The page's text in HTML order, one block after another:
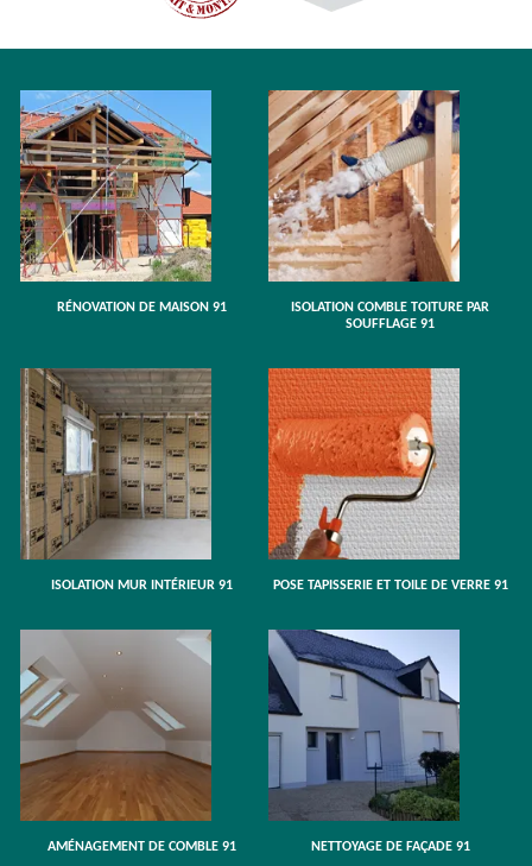
RÉNOVATION DE MAISON 91
ISOLATION COMBLE TOITURE PAR
SOUFFLAGE 91
ISOLATION MUR INTÉRIEUR 91 POSE TAPISSERIE ET TOILE DE VERRE 91
AMÉNAGEMENT DE COMBLE 91 NETTOYAGE DE FAÇADE 91